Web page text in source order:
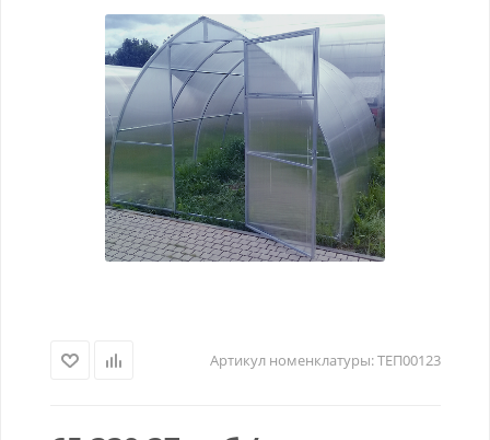
Артикул номенклатуры:ТЕП00123